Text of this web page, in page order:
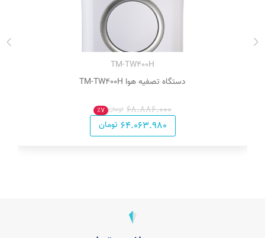
TM-TW۴۰۰H
دستگاه تصفیه هوا TM-TW۴۰۰H
۶۸.۸۸۶.۰۰۰ تومان ٪۷
۶۴.۰۶۳.۹۸۰ تومان